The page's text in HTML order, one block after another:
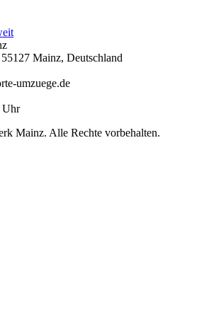
55127 Mainz, Deutschland
umzuege.de
Uhr
Mainz. Alle Rechte vorbehalten.